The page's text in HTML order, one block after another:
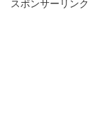
スポンサーリンク